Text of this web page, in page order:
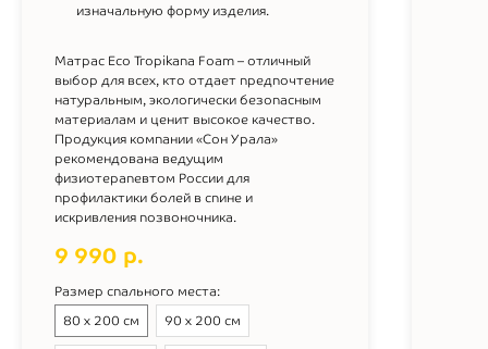
изначальную форму изделия.
Матрас Eco Tropikana Foam – отличный
выбор для всех, кто отдает предпочтение
натуральным, экологически безопасным
материалам и ценит высокое качество.
Продукция компании «Сон Урала»
рекомендована ведущим
физиотерапевтом России для
профилактики болей в спине и
искривления позвоночника.
9 990 р.
Размер спального места:
80 х 200 см
90 х 200 см